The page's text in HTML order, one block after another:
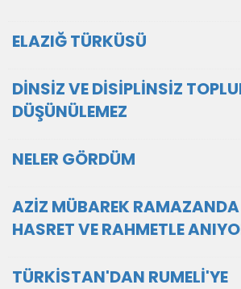
ELAZIĞ TÜRKÜSÜ
DİNSİZ VE DİSİPLİNSİZ
DÜŞÜNÜLEMEZ
NELER GÖRDÜM
AZİZ MÜBAREK RAMAZANDA
HASRET VE RAHMETLE
TÜRKİSTAN'DAN RUMELİ'YE